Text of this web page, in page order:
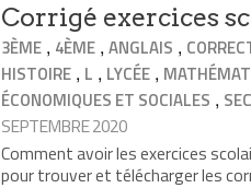
Corrigé exercices
3ÈME , 4ÈME ,ANGLAIS ,
HISTOIRE , L , LYCÉE ,
ÉCONOMIQUES ET SOCIALES ,
SEPTEMBRE 2020
Comment avoir les exercices
pour trouver et télécharger les